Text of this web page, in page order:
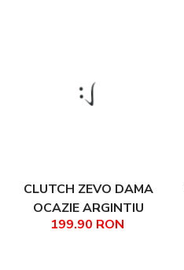
CLUTCH ZEVO DAMA
OCAZIE ARGINTIU
DESCHIS BEATRICE
199.90 RON